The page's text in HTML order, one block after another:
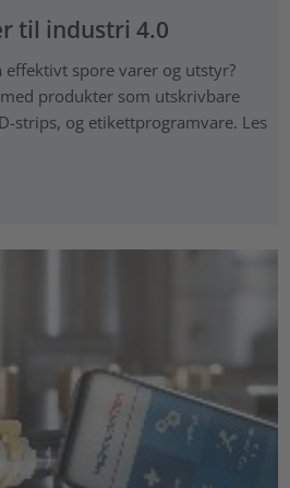
til industri 4.0
effektivt spore varer og utstyr?
produkter som utskrivbare
strips, og etikettprogramvare. Les